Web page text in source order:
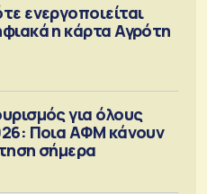
ενεργοποιείται
η κάρτα Αγρότη
για όλους
Ποια ΑΦΜ κάνουν
σήμερα